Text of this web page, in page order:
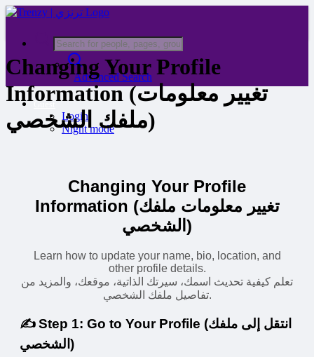
Advanced Search
Guest
Login
Night mode
Changing Your Profile
Information (تغيير معلومات
ملفك الشخصي)
Changing Your Profile
Information (تغيير معلومات ملفك
الشخصي)
Learn how to update your name, bio, location, and
other profile details.
تعلم كيفية تحديث اسمك، سيرتك الذاتية، موقعك، والمزيد من
تفاصيل ملفك الشخصي.
✍️ Step 1: Go to Your Profile (انتقل إلى ملفك
الشخصي)